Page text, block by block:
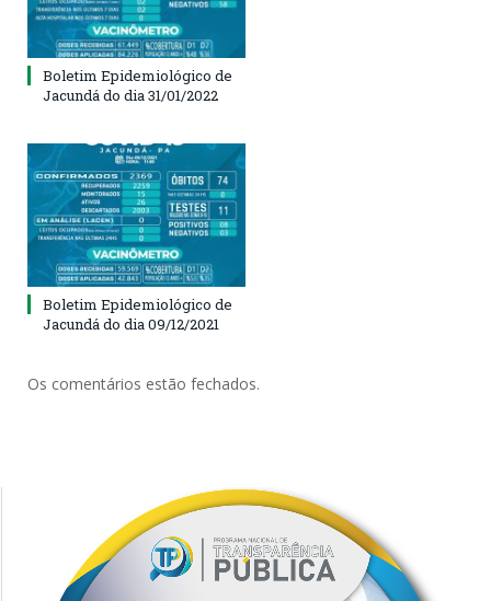
Boletim Epidemiológico de
Jacundá do dia 31/01/2022
Boletim Epidemiológico de
Jacundá do dia 09/12/2021
Os comentários estão fechados.